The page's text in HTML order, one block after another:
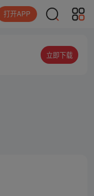
打开APP
立即下载